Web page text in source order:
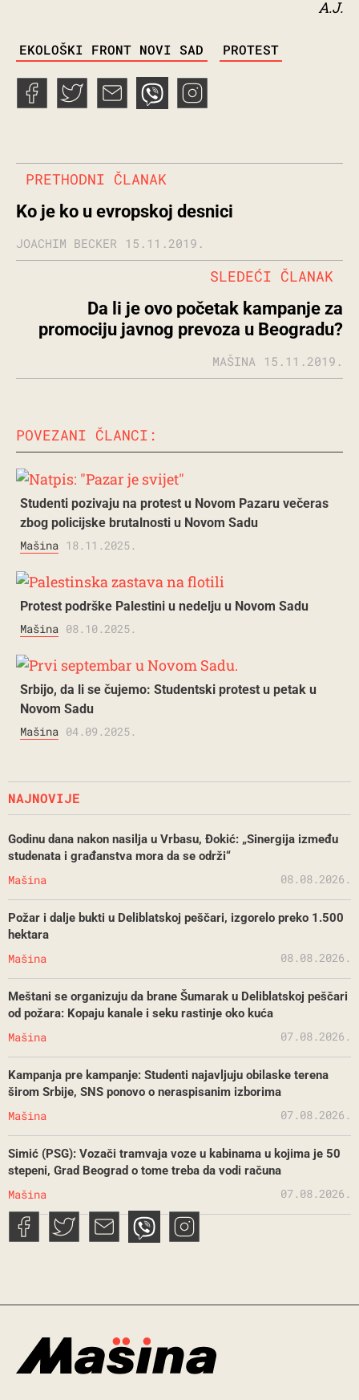
A.J.
EKOLOŠKI FRONT NOVI SAD PROTEST
PRETHODNI ČLANAK
Ko je ko u evropskoj desnici
JOACHIM BECKER 15.11.2019.
Da li je ovo početak kampanje za
promociju javnog prevoza u Beogradu?
SLEDEĆI ČLANAK
MAŠINA 15.11.2019.
POVEZANI ČLANCI:
Studenti pozivaju na protest u Novom Pazaru večeras
zbog policijske brutalnosti u Novom Sadu
Mašina 18.11.2025.
Protest podrške Palestini u nedelju u Novom Sadu
Mašina 08.10.2025.
Srbijo, da li se čujemo: Studentski protest u petak u
Novom Sadu
Mašina 04.09.2025.
NAJNOVIJE
Godinu dana nakon nasilja u Vrbasu, Đokić: „Sinergija između
studenata i građanstva mora da se održi“
Mašina 08.08.2026.
Požar i dalje bukti u Deliblatskoj peščari, izgorelo preko 1.500
hektara
Mašina 08.08.2026.
Meštani se organizuju da brane Šumarak u Deliblatskoj peščari
od požara: Kopaju kanale i seku rastinje oko kuća
Mašina 07.08.2026.
Kampanja pre kampanje: Studenti najavljuju obilaske terena
širom Srbije, SNS ponovo o neraspisanim izborima
Mašina 07.08.2026.
Simić (PSG): Vozači tramvaja voze u kabinama u kojima je 50
stepeni, Grad Beograd o tome treba da vodi računa
Mašina 07.08.2026.